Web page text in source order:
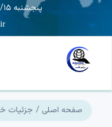
پنجشنبه ۱۴۰۵/۵/۱۵ ساعت 03:55:51
صفحه اصلی جزئیات